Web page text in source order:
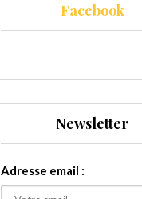
Facebook
Newsletter
Adresse email :